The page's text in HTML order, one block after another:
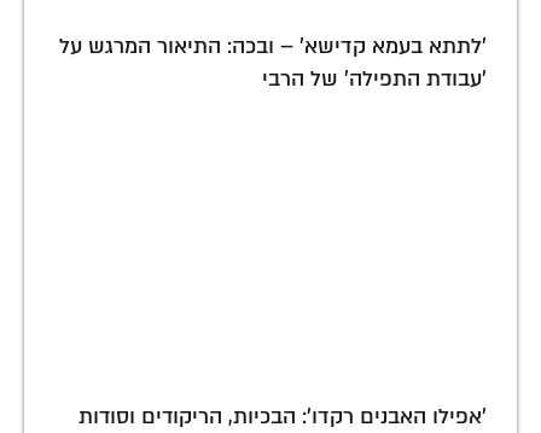
'לתתא בעמא קדישא' – ובכה: התיאור המרגש על
'עבודת התפילה' של הרבי
'אפילו האבנים רקדו': הבכיות, הריקודים וסודות